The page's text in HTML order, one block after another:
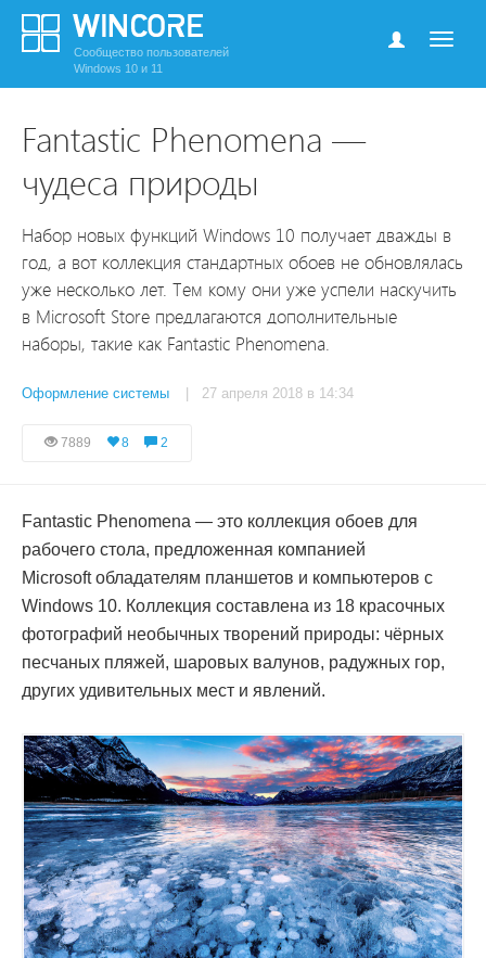
Сообщество пользователей
Windows 10 и 11
Fantastic Phenomena —
чудеса природы
Набор новых функций Windows 10 получает дважды в
год, а вот коллекция стандартных обоев не обновлялась
уже несколько лет. Тем кому они уже успели наскучить
в Microsoft Store предлагаются дополнительные
наборы, такие как Fantastic Phenomena.
Оформление системы | 27 апреля 2018 в 14:34
7889 8 2
Fantastic Phenomena — это коллекция обоев для
рабочего стола, предложенная компанией
Microsoft обладателям планшетов и компьютеров с
Windows 10. Коллекция составлена из 18 красочных
фотографий необычных творений природы: чёрных
песчаных пляжей, шаровых валунов, радужных гор,
других удивительных мест и явлений.